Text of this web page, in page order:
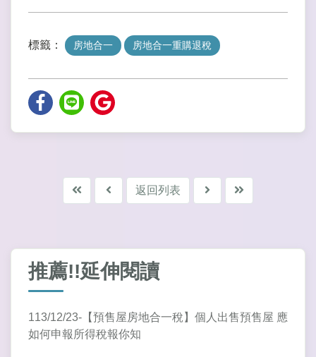
標籤： 房地合一 房地合一重購退稅
返回列表
推薦!!延伸閱讀
113/12/23-【預售屋房地合一稅】個人出售預售屋 應
如何申報所得稅報你知